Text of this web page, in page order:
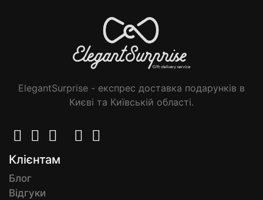
ElegantSurprise - експрес доставка подарунків в
Києві та Київській області.
Клієнтам
Блог
Відгуки